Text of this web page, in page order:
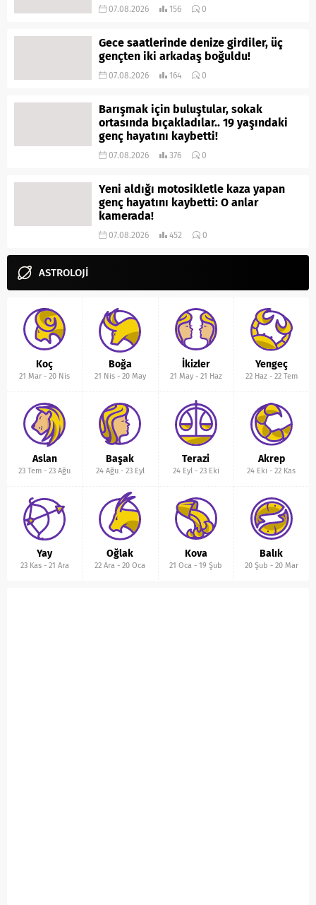
07.08.2026 156 0
Gece saatlerinde denize girdiler, üç
gençten iki arkadaş boğuldu!
07.08.2026 164 0
Barışmak için buluştular, sokak
ortasında bıçakladılar.. 19 yaşındaki
genç hayatını kaybetti!
07.08.2026 376 0
Yeni aldığı motosikletle kaza yapan
genç hayatını kaybetti: O anlar
kamerada!
07.08.2026 452 0
ASTROLOJİ
Koç
21 Mar -20 Nis
Boğa
21 Nis- 20 May
İkizler
21 May- 21 Haz
Yengeç
22 Haz- 22 Tem
Aslan
23 Tem -23 Ağu
Başak
24 Ağu- 23 Eyl
Terazi
24 Eyl- 23 Eki
Akrep
24 Eki -22 Kas
Yay
23 Kas- 21 Ara
Oğlak
22 Ara -20 Oca
Kova
21 Oca -19 Şub
Balık
20 Şub - 20 Mar